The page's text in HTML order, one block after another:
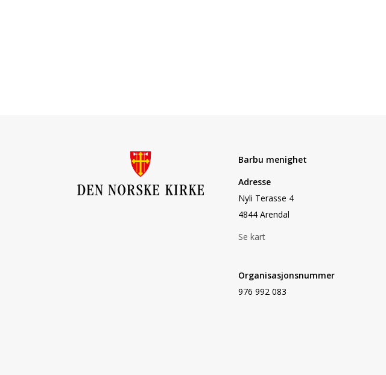
Barbu menighet
Adresse
Nyli Terasse 4
4844 Arendal
Se kart
Organisasjonsnummer
976 992 083